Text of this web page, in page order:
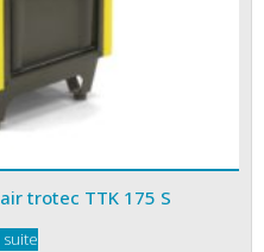
trotec TTK 175 S
suite